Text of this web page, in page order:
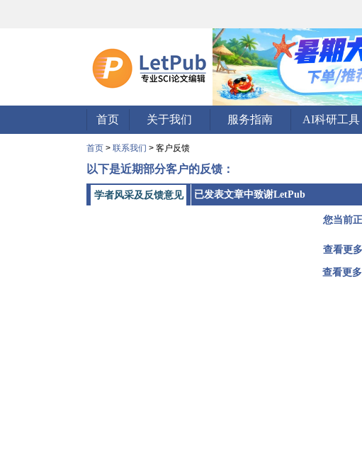
首页 关于我们 服务指南 AI科研工具
首页 > 联系我们 > 客户反馈
以下是近期部分客户的反馈：
学者风采及反馈意见 已发表文章中致谢LetPub
您当前
查看更
查看更